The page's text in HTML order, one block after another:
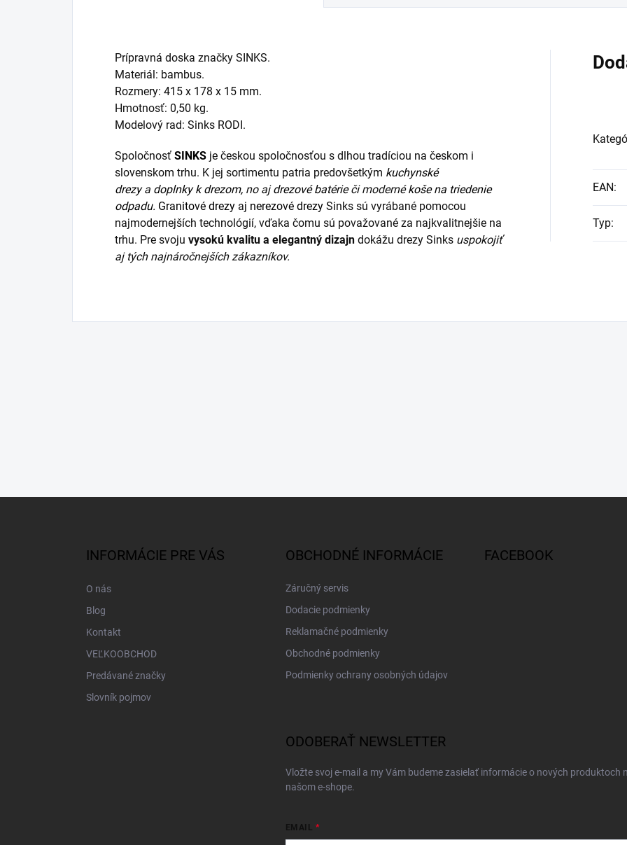
Prípravná doska značky SINKS.
Materiál: bambus.
Rozmery: 415 x 178 x 15 mm.
Hmotnosť: 0,50 kg.
Modelový rad: Sinks RODI.
Spoločnosť SINKS je českou spoločnosťou s dlhou tradíciou na českom i
slovenskom trhu. K jej sortimentu patria predovšetkým kuchynské
drezya doplnky k drezom, no ajdrezové batérieči modernékoše na triedenie
odpadu. Granitové drezy aj nerezové drezy Sinks sú vyrábané pomocou
najmodernejších technológií, vďaka čomu sú považované za najkvalitnejšie na
trhu. Pre svoju vysokú kvalitu a elegantný dizajn dokážu drezy Sinks uspokojiť
aj tých najnáročnejších zákazníkov.
EAN:
Typ:
INFORMÁCIE PRE VÁS
O nás
Blog
Kontakt
VEĽKOOBCHOD
Predávané značky
Slovník pojmov
OBCHODNÉ INFORMÁCIE
Záručný servis
Dodacie podmienky
Reklamačné podmienky
Obchodné podmienky
Podmienky ochrany osobných údajov
FACEBOOK
ODOBERAŤ NEWSLETTER
Vložte svoj e-mail a my Vám budeme zasielať informácie o nových produktoch
našom e-shope.
EMAIL